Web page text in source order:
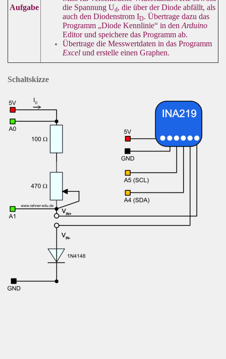
Aufgabe
die Spannung Ud, die über der Diode abfällt, als
auch den Diodenstrom ID. Übertrage dazu das
Programm „Diode Kennlinie“ in den Arduino
Editor und speichere das Programm ab.
Übertrage die Messwertdaten in das Programm
Excel und erstelle einen Graphen.
Schaltskizze